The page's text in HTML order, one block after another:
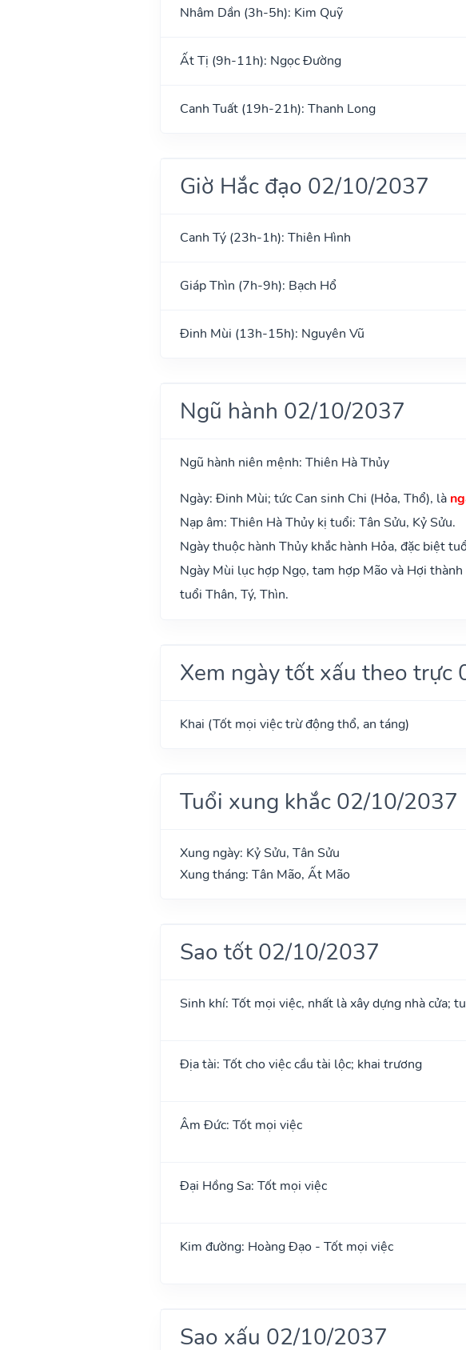
Nhâm Dần (3h-5h): Kim Quỹ
Ất Tị (9h-11h): Ngọc Đường
Canh Tuất (19h-21h): Thanh Long
Giờ Hắc đạo 02/10/2037
Canh Tý (23h-1h): Thiên Hình
Giáp Thìn (7h-9h): Bạch Hổ
Đinh Mùi (13h-15h): Nguyên Vũ
Ngũ hành 02/10/2037
Ngũ hành niên mệnh: Thiên Hà Thủy
Ngày: Đinh Mùi; tức Can sinh Chi (Hỏa, Thổ), là
Nạp âm: Thiên Hà Thủy kị tuổi: Tân Sửu, Kỷ Sửu.
Ngày thuộc hành Thủy khắc hành Hỏa, đặc biệt
Ngày Mùi lục hợp Ngọ, tam hợp Mão và Hợi
tuổi Thân, Tý, Thìn.
Xem ngày tốt xấu theo trực
Khai (Tốt mọi việc trừ động thổ, an táng)
Tuổi xung khắc 02/10/2037
Xung ngày: Kỷ Sửu, Tân Sửu
Xung tháng: Tân Mão, Ất Mão
Sao tốt 02/10/2037
Sinh khí: Tốt mọi việc, nhất là xây dựng nhà cửa;
Địa tài: Tốt cho việc cầu tài lộc; khai trương
Âm Đức: Tốt mọi việc
Đại Hồng Sa: Tốt mọi việc
Kim đường: Hoàng Đạo - Tốt mọi việc
Sao xấu 02/10/2037